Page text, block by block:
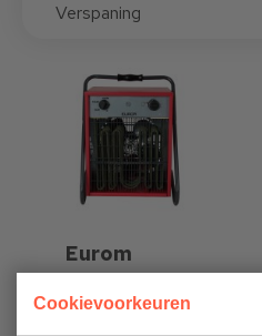
Cookievoorkeuren
Verspaning
Eurom
EK15002